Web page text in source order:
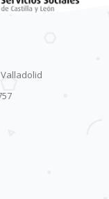
Valladolid